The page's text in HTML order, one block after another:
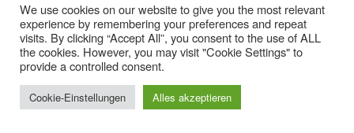
We use cookies on our website to give you the most relevant
experience by remembering your preferences and repeat
visits. By clicking “Accept All”, you consent to the use of ALL
the cookies. However, you may visit "Cookie Settings" to
provide a controlled consent.
Cookie-Einstellungen Alles akzeptieren